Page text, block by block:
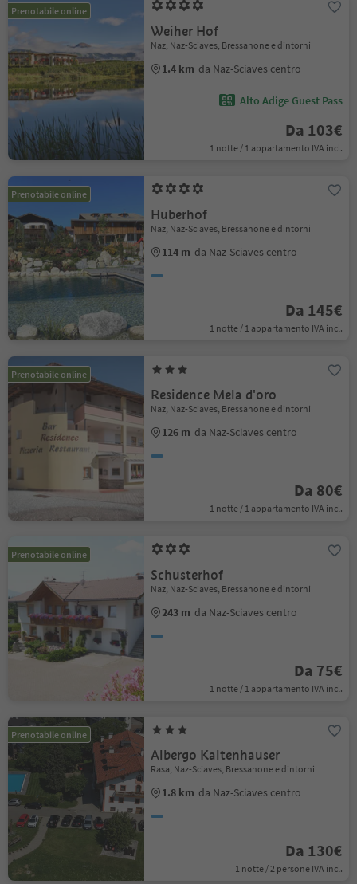
Prenotabile online
Weiher Hof
Naz, Naz-Sciaves, Bressanone e dintorni
1.4 km da Naz-Sciaves centro
Alto Adige Guest Pass
Da 103€
1 notte / 1 appartamento IVA incl.
Prenotabile online
Huberhof
Naz, Naz-Sciaves, Bressanone e dintorni
114 m da Naz-Sciaves centro
Da 145€
1 notte / 1 appartamento IVA incl.
Prenotabile online
Residence Mela d'oro
Naz, Naz-Sciaves, Bressanone e dintorni
126 m da Naz-Sciaves centro
Da 80€
1 notte / 1 appartamento IVA incl.
Prenotabile online
Schusterhof
Naz, Naz-Sciaves, Bressanone e dintorni
243 m da Naz-Sciaves centro
Da 75€
1 notte / 1 appartamento IVA incl.
Prenotabile online
Albergo Kaltenhauser
Rasa, Naz-Sciaves, Bressanone e dintorni
1.8 km da Naz-Sciaves centro
Da 130€
1 notte / 2 persone IVA incl.